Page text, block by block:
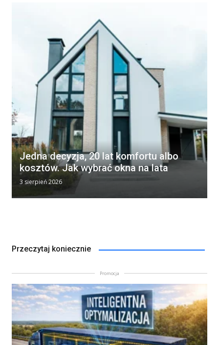
Jedna decyzja, 20 lat komfortu albo
kosztów. Jak wybrać okna na lata
3 sierpień 2026
Przeczytaj koniecznie
Promocja